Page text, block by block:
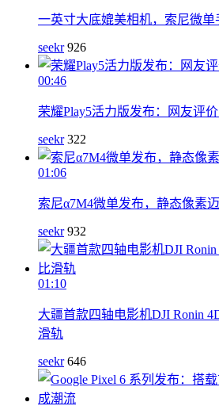
一英寸大底媲美相机，索尼微单
seekr 926
00:46
荣耀Play5活力版发布：网友评
seekr 322
01:06
索尼α7M4微单发布，静态像素
seekr 932
01:10
大疆首款四轴电影机DJI Ronin
滑轨
seekr 646